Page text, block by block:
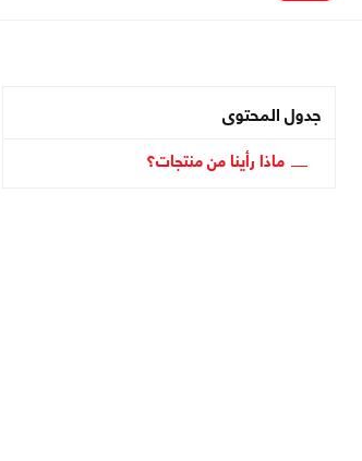
جدول المحتوى
ماذا رأينا من منتجات؟